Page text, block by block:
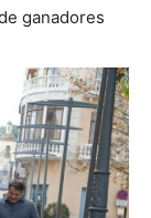
ganadores